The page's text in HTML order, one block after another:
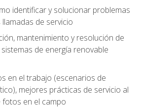
identificar y solucionar problemas
de servicio
mantenimiento y resolución de
de energía renovable
en el trabajo (escenarios de
mejores prácticas de servicio al
fotos en el campo